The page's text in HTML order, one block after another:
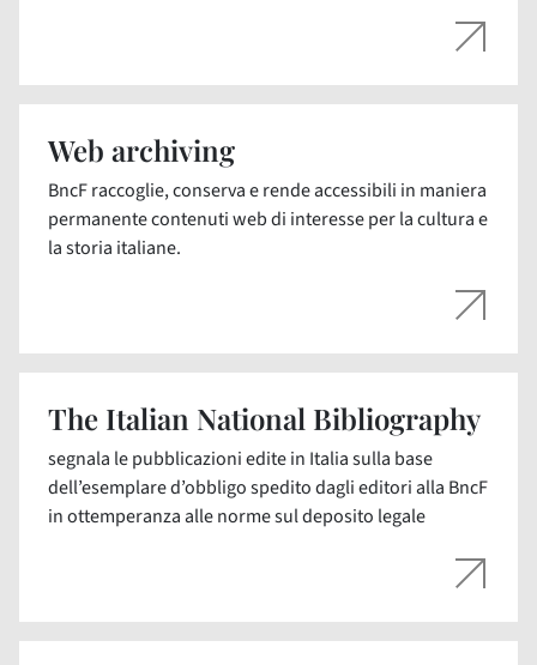
Web archiving
BncF raccoglie, conserva e rende accessibili in maniera
permanente contenuti web di interesse per la cultura e
la storia italiane.
The Italian National Bibliography
segnala le pubblicazioni edite in Italia sulla base
dell’esemplare d’obbligo spedito dagli editori alla BncF
in ottemperanza alle norme sul deposito legale